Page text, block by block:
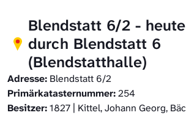
Blendstatt 6/2 -
durch Blendstatt 6
(Blendstatthalle)
Adresse: Blendstatt 6/2
Primärkatasternummer:254
Besitzer:1827 | Kittel, Johann Georg,